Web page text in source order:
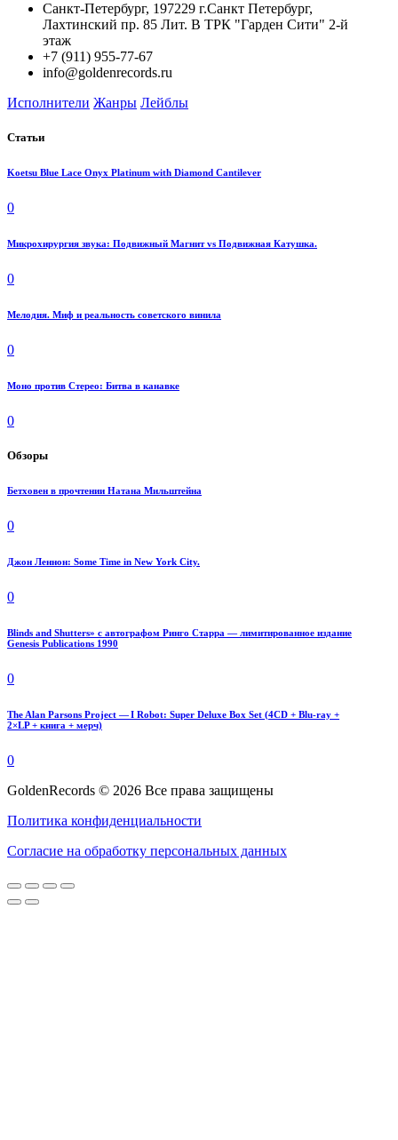
Санкт-Петербург, 197229 г.Санкт Петербург,
Лахтинский пр. 85 Лит. B ТРК "Гарден Сити" 2-й
этаж
+7 (911) 955-77-67
info@goldenrecords.ru
Исполнители Жанры Лейблы
Статьи
Koetsu Blue Lace Onyx Platinum with Diamond Cantilever
0
Микрохирургия звука: Подвижный Магнит vs Подвижная Катушка.
0
Мелодия. Миф и реальность советского винила
0
Моно против Стерео: Битва в канавке
0
Обзоры
Бетховен в прочтении Натана Мильштейна
0
Джон Леннон: Some Time in New York City.
0
Blinds and Shutters» с автографом Ринго Старра — лимитированное издание
Genesis Publications 1990
0
The Alan Parsons Project — I Robot: Super Deluxe Box Set (4CD + Blu-ray +
2×LP + книга + мерч)
0
GoldenRecords © 2026 Все права защищены
Политика конфиденциальности
Согласие на обработку персональных данных